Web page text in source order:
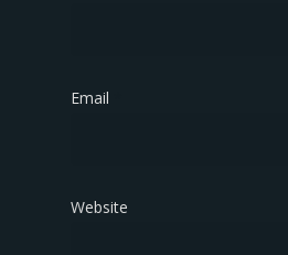
Email
Website